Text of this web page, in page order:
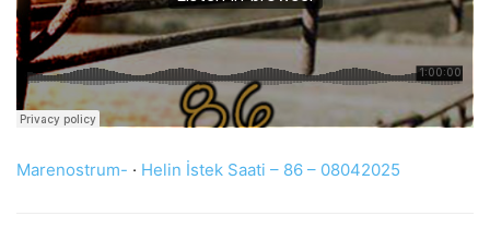
Marenostrum- · Helin İstek Saati – 86 – 08042025